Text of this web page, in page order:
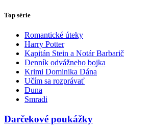
Top série
Romantické úteky
Harry Potter
Kapitán Stein a Notár Barbarič
Denník odvážneho bojka
Krimi Dominika Dána
Učím sa rozprávať
Duna
Smradi
Darčekové poukážky